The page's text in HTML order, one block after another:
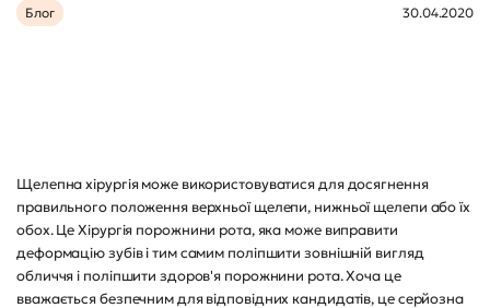
Блог 30.04.2020
Щелепна хірургія може використовуватися для досягнення
правильного положення верхньої щелепи, нижньої щелепи або їх
обох. Це Хірургія порожнини рота, яка може виправити
деформацію зубів і тим самим поліпшити зовнішній вигляд
обличчя і поліпшити здоров'я порожнини рота. Хоча це
вважається безпечним для відповідних кандидатів, це серйозна